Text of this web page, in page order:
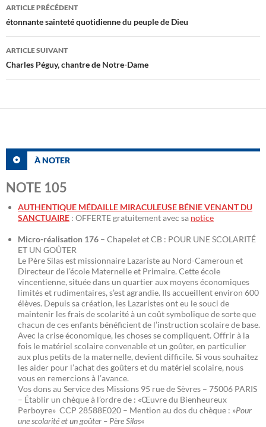
des
articles
ARTICLE PRÉCÉDENT
étonnante sainteté quotidienne du peuple de Dieu
ARTICLE SUIVANT
Charles Péguy, chantre de Notre-Dame
À NOTER
NOTE 105
AUTHENTIQUE MÉDAILLE MIRACULEUSE BÉNIE VENANT DU
SANCTUAIRE : OFFERTE gratuitement avec sa notice
Micro-réalisation 176 – Chapelet et CB : POUR UNE SCOLARITÉ
ET UN GOÛTER
Le Père Silas est missionnaire Lazariste au Nord-Cameroun et
Directeur de l’école Maternelle et Primaire. Cette école
vincentienne, située dans un quartier aux moyens économiques
limités et rudimentaires, s’est agrandie. Ils accueillent environ 600
élèves. Depuis sa création, les Lazaristes ont eu le souci de
maintenir les frais de scolarité à un coût symbolique de sorte que
chacun de ces enfants bénéficient de l’instruction scolaire de base.
Avec la crise économique, les choses se compliquent. Offrir à la
fois le matériel scolaire convenable et un goûter, en particulier
aux plus petits de la maternelle, devient difficile. Si vous souhaitez
les aider pour l’achat des goûters et du matériel scolaire, nous
vous en remercions à l’avance.
Vos dons au Service des Missions 95 rue de Sèvres – 75006 PARIS
– Établir un chèque à l’ordre de : «Œuvre du Bienheureux
Perboyre» CCP 28588E020 – Mention au dos du chèque : »Pour
une scolarité et un goûter – Père Silas«